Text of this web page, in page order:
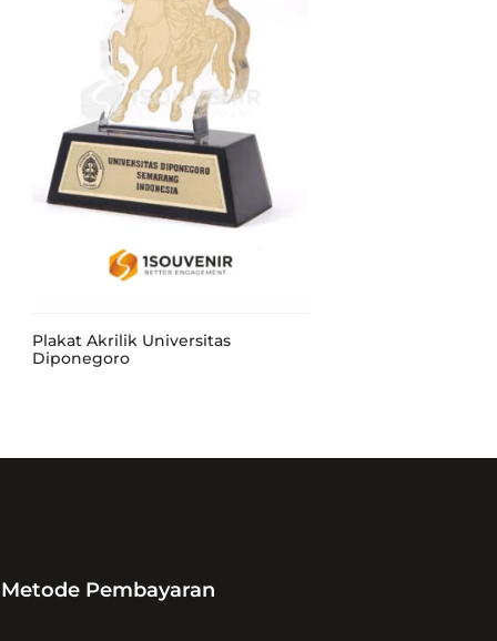
Plakat Akrilik Universitas
Diponegoro
Metode Pembayaran